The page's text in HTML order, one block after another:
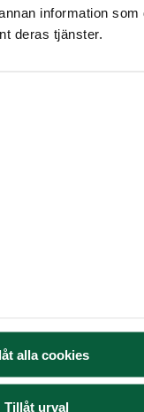
information
deras tjänster.
alla cookies
Tillåt urval